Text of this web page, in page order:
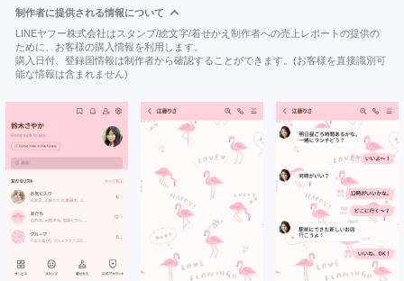
制作者に提供される情報について
LINEヤフー株式会社はスタンプ/絵文字/着せかえ制作者への売上レポートの提供の
ために、お客様の購入情報を利用します。
購入日付、登録国情報は制作者から確認することができます。(お客様を直接識別可
能な情報は含まれません)